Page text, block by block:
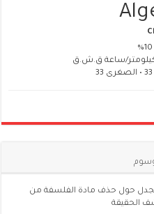
حول حذف مادة الفلسفة من
الحقيقة